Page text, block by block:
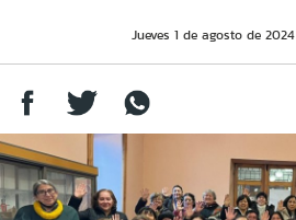
Jueves 1 de agosto de 2024